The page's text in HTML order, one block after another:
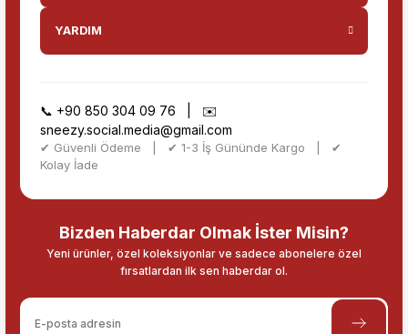
YARDIM
📞 +90 850 304 09 76 | ✉️
sneezy.social.media@gmail.com
✔ Güvenli Ödeme | ✔ 1-3 İş Gününde Kargo | ✔
Kolay İade
Bizden Haberdar Olmak İster Misin?
Yeni ürünler, özel koleksiyonlar ve sadece abonelere özel
fırsatlardan ilk sen haberdar ol.